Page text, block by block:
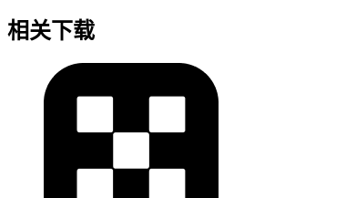
相关下载